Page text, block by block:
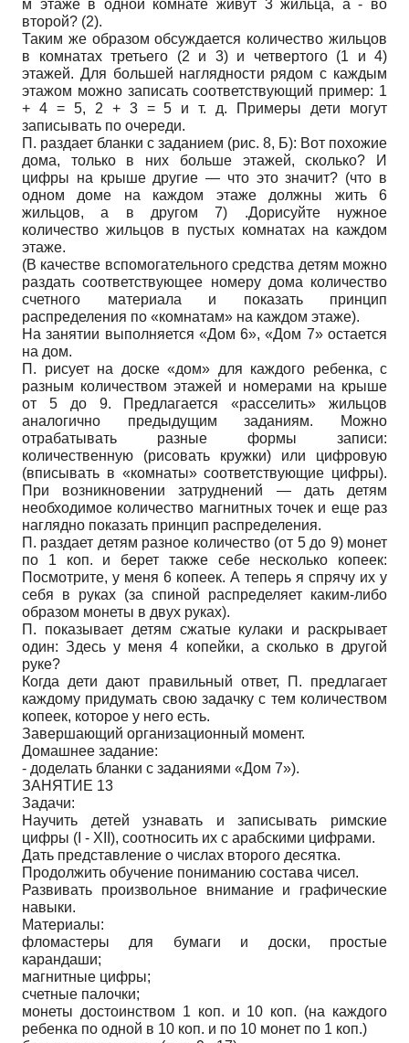
м этаже в одной комнате живут 3 жильца, а - во
второй? (2).
Таким же образом обсуждается количество жильцов
в комнатах третьего (2 и 3) и четвертого (1 и 4)
этажей. Для большей наглядности рядом с каждым
этажом можно записать соответствующий пример: 1
+ 4 = 5, 2 + 3 = 5 и т. д. Примеры дети могут
записывать по очереди.
П. раздает бланки с заданием (рис. 8, Б): Вот похожие
дома, только в них больше этажей, сколько? И
цифры на крыше другие — что это значит? (что в
одном доме на каждом этаже должны жить 6
жильцов, а в другом 7) .Дорисуйте нужное
количество жильцов в пустых комнатах на каждом
этаже.
(В качестве вспомогательного средства детям можно
раздать соответствующее номеру дома количество
счетного материала и показать принцип
распределения по «комнатам» на каждом этаже).
На занятии выполняется «Дом 6», «Дом 7» остается
на дом.
П. рисует на доске «дом» для каждого ребенка, с
разным количеством этажей и номерами на крыше
от 5 до 9. Предлагается «расселить» жильцов
аналогично предыдущим заданиям. Можно
отрабатывать разные формы записи:
количественную (рисовать кружки) или цифровую
(вписывать в «комнаты» соответствующие цифры).
При возникновении затруднений — дать детям
необходимое количество магнитных точек и еще раз
наглядно показать принцип распределения.
П. раздает детям разное количество (от 5 до 9) монет
по 1 коп. и берет также себе несколько копеек:
Посмотрите, у меня 6 копеек. А теперь я спрячу их у
себя в руках (за спиной распределяет каким-либо
образом монеты в двух руках).
П. показывает детям сжатые кулаки и раскрывает
один: Здесь у меня 4 копейки, а сколько в другой
руке?
Когда дети дают правильный ответ, П. предлагает
каждому придумать свою задачку с тем количеством
копеек, которое у него есть.
Завершающий организационный момент.
Домашнее задание:
- доделать бланки с заданиями «Дом 7»).
ЗАНЯТИЕ 13
Задачи:
Научить детей узнавать и записывать римские
цифры (I - XII), соотносить их с арабскими цифрами.
Дать представление о числах второго десятка.
Продолжить обучение пониманию состава чисел.
Развивать произвольное внимание и графические
навыки.
Материалы:
фломастеры для бумаги и доски, простые
карандаши;
магнитные цифры;
счетные палочки;
монеты достоинством 1 коп. и 10 коп. (на каждого
ребенка по одной в 10 коп. и по 10 монет по 1 коп.)